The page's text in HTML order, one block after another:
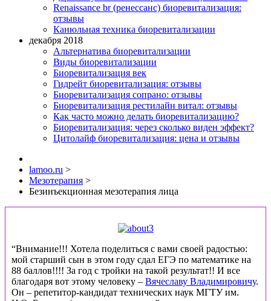
Renaissance br (ренессанс) биоревитализация:
отзывы
Канюльная техника биоревитализации
декабря 2018
Альтернатива биоревитализации
Виды биоревитализации
Биоревитализация век
Гидрейт биоревитализация: отзывы
Биоревитализация сопрано: отзывы
Биоревитализация рестилайн витал: отзывы
Как часто можно делать биоревитализацию?
Биоревитализация: через сколько виден эффект?
Цитолайф биоревитализация: цена и отзывы
lamoo.ru >
Мезотерапия >
Безинъекционная мезотерапия лица
“Внимание!!! Хотела поделиться с вами своей радостью:
мой старший сын в этом году сдал ЕГЭ по математике на
88 баллов!!!! За год с тройки на такой результат!! И все
благодаря вот этому человеку – Вячеславу Владимировичу.
Он – репетитор-кандидат технических наук МГТУ им.